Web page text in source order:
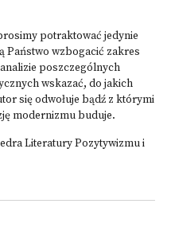
potraktować jedynie
Państwo wzbogacić zakres
poszczególnych
wskazać, do jakich
się odwołuje bądź z którymi
modernizmu buduje.
Literatury Pozytywizmu i